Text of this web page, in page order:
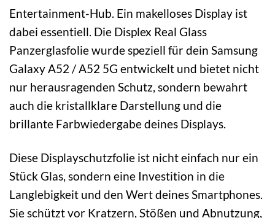
Entertainment-Hub. Ein makelloses Display ist
dabei essentiell. Die Displex Real Glass
Panzerglasfolie wurde speziell für dein Samsung
Galaxy A52 / A52 5G entwickelt und bietet nicht
nur herausragenden Schutz, sondern bewahrt
auch die kristallklare Darstellung und die
brillante Farbwiedergabe deines Displays.
Diese Displayschutzfolie ist nicht einfach nur ein
Stück Glas, sondern eine Investition in die
Langlebigkeit und den Wert deines Smartphones.
Sie schützt vor Kratzern, Stößen und Abnutzung,